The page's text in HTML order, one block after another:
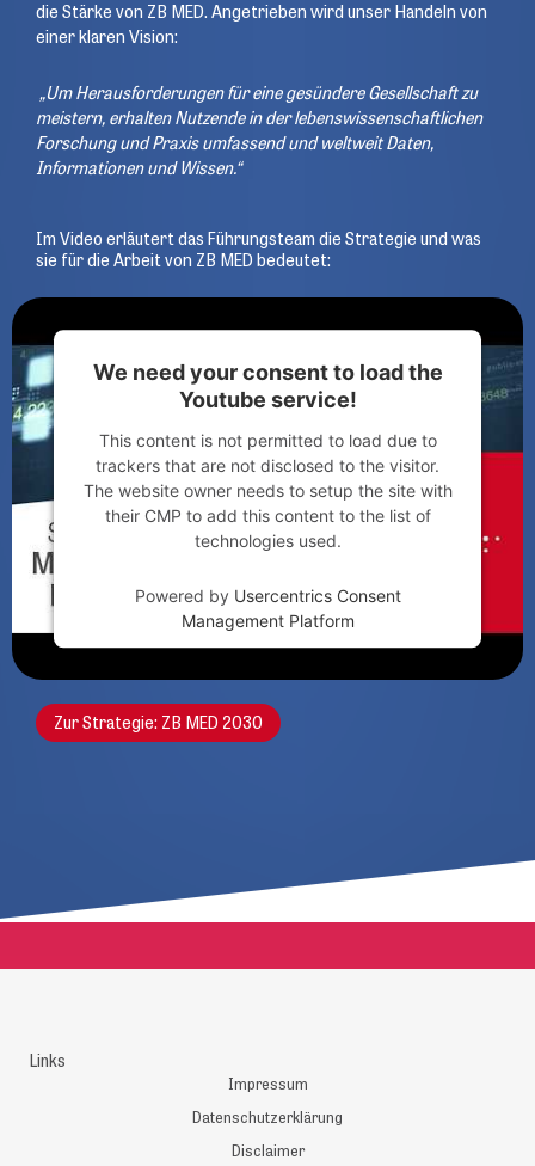
die Stärke von ZB MED. Angetrieben wird unser Handeln von
einer klaren Vision:
„Um Herausforderungen für eine gesündere Gesellschaft zu
meistern, erhalten Nutzende in der lebenswissenschaftlichen
Forschung und Praxis umfassend und weltweit Daten,
Informationen und Wissen.“
Im Video erläutert das Führungsteam die Strategie und was
sie für die Arbeit von ZB MED bedeutet:
We need your consent to load the
Youtube service!
This content is not permitted to load due to
trackers that are not disclosed to the visitor.
The website owner needs to setup the site with
their CMP to add this content to the list of
technologies used.
Powered by Usercentrics Consent
Management Platform
Zur Strategie: ZB MED 2030
Links
Impressum
Datenschutzerklärung
Disclaimer